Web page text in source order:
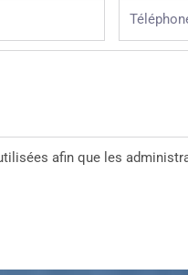
Téléphone
afin que les